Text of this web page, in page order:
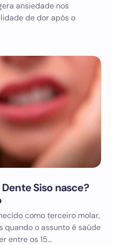
ansiedade nos
de dor após o
Siso nasce?
como terceiro molar,
quando o assunto é saúde
entre os 15…